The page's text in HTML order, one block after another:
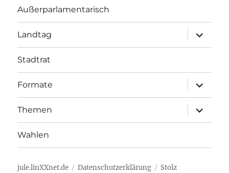
Außerparlamentarisch
Landtag
öffnen
Stadtrat
Formate
öffnen
Themen
öffnen
Wahlen
jule.linXXnet.de Datenschutzerklärung Stolz